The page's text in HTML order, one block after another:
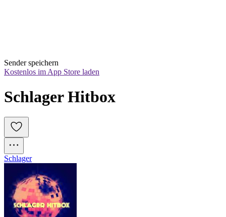
Sender speichern
Kostenlos im App Store laden
Schlager Hitbox
Schlager